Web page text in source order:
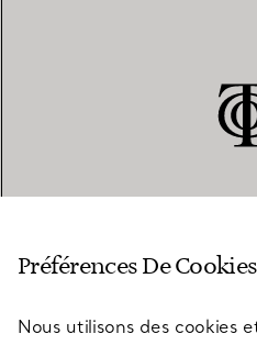
SERVICES
Préférences De Cookies
Nous utilisons des cookies